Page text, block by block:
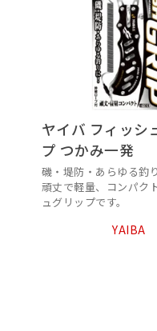
ヤイバ フィッシ
プ つかみ一発
磯・堤防・あらゆる釣
頑丈で軽量、コンパク
ュグリップです。
YAIBA